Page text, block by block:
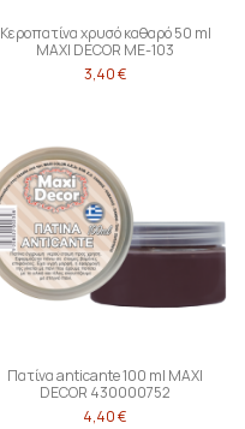
Κεροπατίνα χρυσό καθαρό 50 ml
MAXI DECOR ME-103
3,40 €
Πατίνα anticante 100 ml MAXI
DECOR 430000752
4,40 €